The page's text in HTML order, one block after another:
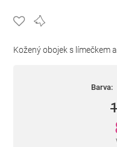
Kožený obojek s límečkem
Barva: